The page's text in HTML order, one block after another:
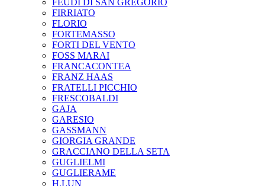
FEUDI DI SAN GREGORIO
FIRRIATO
FLORIO
FORTEMASSO
FORTI DEL VENTO
FOSS MARAI
FRANCACONTEA
FRANZ HAAS
FRATELLI PICCHIO
FRESCOBALDI
GAJA
GARESIO
GASSMANN
GIORGIA GRANDE
GRACCIANO DELLA SETA
GUGLIELMI
GUGLIERAME
H.LUN